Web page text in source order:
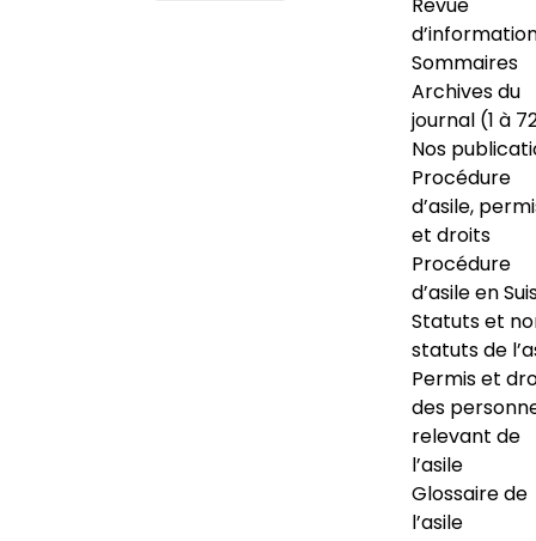
Sommaires
Archives du
journal (1 à
Nos
Procédure
d’asile,
et droits
Procédure
d’asile en
Statuts et
statuts de
Permis et
des
relevant de
l’asile
Glossaire de
l’asile